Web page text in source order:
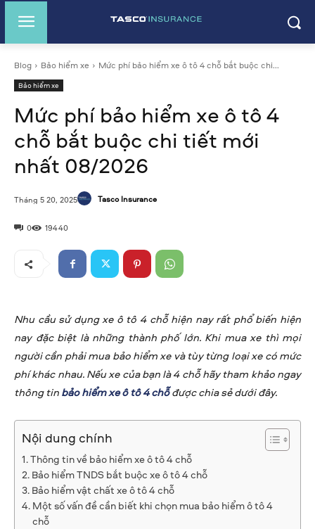
Blog Bảo hiểm xe Mức phí bảo hiểm xe ô tô 4 chỗ bắt buộc chi...
Bảo hiểm xe
Mức phí bảo hiểm xe ô tô 4
chỗ bắt buộc chi tiết mới
nhất 08/2026
0 19440
Tháng 5 20, 2025 Tasco Insurance
Nhu cầu sử dụng xe ô tô 4 chỗ hiện nay rất phổ biến hiện
nay đặc biệt là những thành phố lớn. Khi mua xe thì mọi
người cần phải mua bảo hiểm xe và tùy từng loại xe có mức
phí khác nhau. Nếu xe của bạn là 4 chỗ hãy tham khảo ngay
thông tinbảo hiểm xe ô tô 4 chỗđược chia sẻ dưới đây.
Nội dung chính
Thông tin về bảo hiểm xe ô tô 4 chỗ
Bảo hiểm TNDS bắt buộc xe ô tô 4 chỗ
Bảo hiểm vật chất xe ô tô 4 chỗ
Một số vấn đề cần biết khi chọn mua bảo hiểm ô tô 4
chỗ